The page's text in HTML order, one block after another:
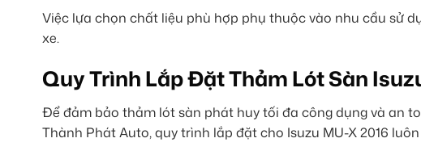
Việc lựa chọn chất liệu phù hợp phụ thuộc vào nhu cầu sử
xe.
Quy Trình Lắp Đặt Thảm Lót Sàn
Để đảm bảo thảm lót sàn phát huy tối đa công dụng và an
Thành Phát Auto, quy trình lắp đặt cho Isuzu MU-X 2016